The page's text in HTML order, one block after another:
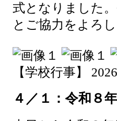
式となりました
とご協力をよろ
【学校行事】
４／１：令和８